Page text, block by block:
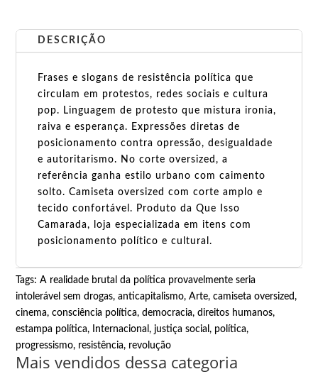
DESCRIÇÃO
Frases e slogans de resistência política que
circulam em protestos, redes sociais e cultura
pop. Linguagem de protesto que mistura ironia,
raiva e esperança. Expressões diretas de
posicionamento contra opressão, desigualdade
e autoritarismo. No corte oversized, a
referência ganha estilo urbano com caimento
solto. Camiseta oversized com corte amplo e
tecido confortável. Produto da Que Isso
Camarada, loja especializada em itens com
posicionamento político e cultural.
Tags:A realidade brutal da política provavelmente seria
intolerável sem drogas,anticapitalismo,Arte,camiseta oversized,
cinema,consciência política,democracia,direitos humanos,
estampa política, Internacional, justiça social, política,
progressismo, resistência, revolução
Mais vendidos dessa categoria